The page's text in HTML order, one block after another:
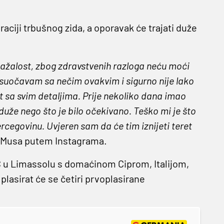
trbušnog zida, a oporavak će trajati duže
zbog zdravstvenih razloga neću moći
sa nečim ovakvim i sigurno nije lako
svim detaljima. Prije nekoliko dana imao
nego što je bilo očekivano. Teško mi je što
Uvjeren sam da će tim iznijeti teret
putem Instagrama.
Limassolu s domaćinom Ciprom, Italijom,
će se četiri prvoplasirane